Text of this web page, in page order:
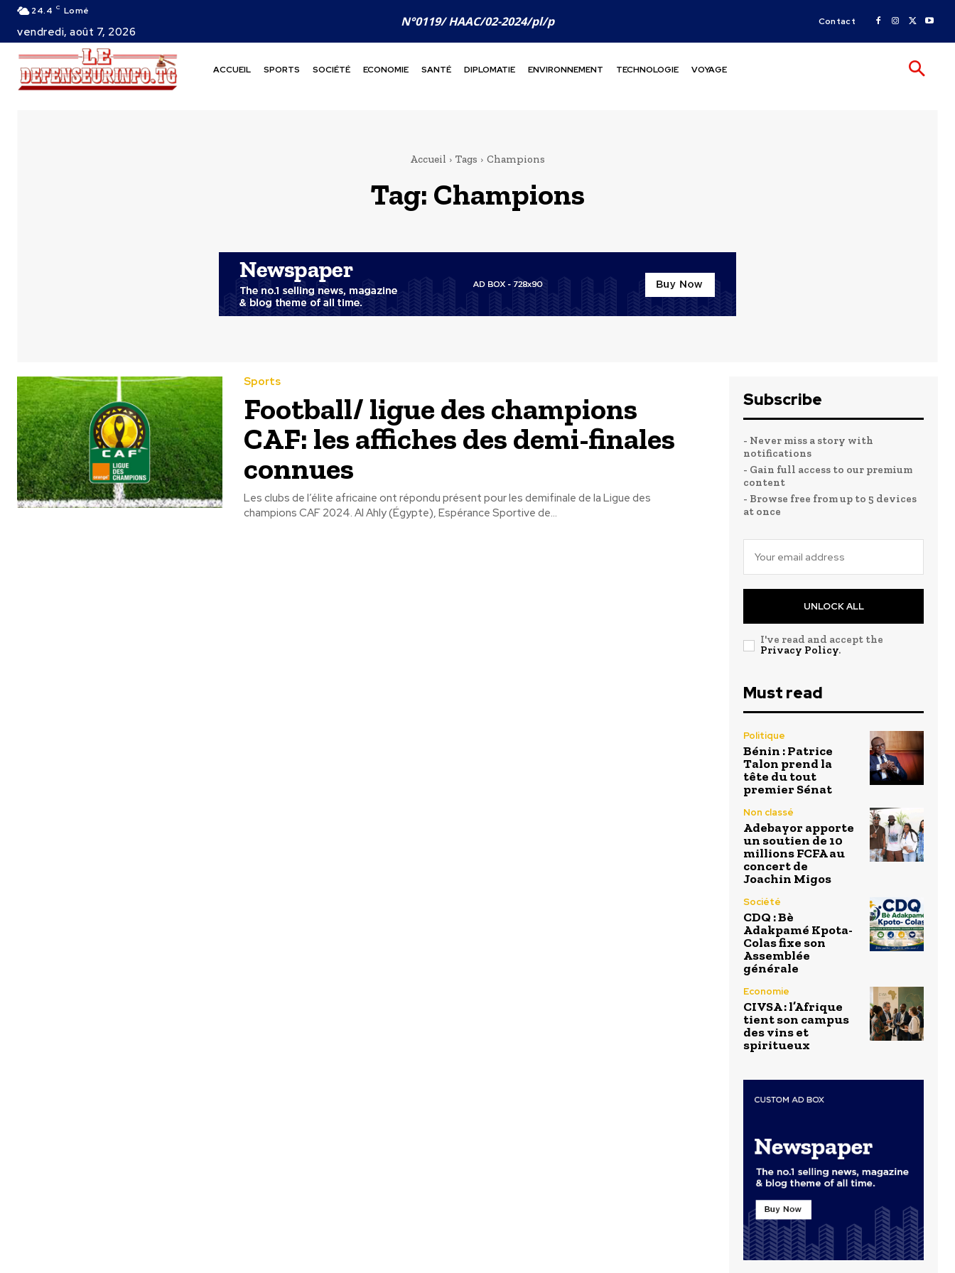
24.4 C Lomé
vendredi, août 7, 2026
N°0119/ HAAC/02-2024/pl/p Contact
ACCUEIL SPORTS SOCIÉTÉ ECONOMIE SANTÉ DIPLOMATIE ENVIRONNEMENT TECHNOLOGIE VOYAGE
Accueil Tags Champions
Tag: Champions
Sports
Football/ ligue des champions
CAF: les affiches des demi-finales
connues
Les clubs de l’élite africaine ont répondu présent pour les demifinale de la Ligue des
champions CAF 2024. Al Ahly (Égypte), Espérance Sportive de...
Subscribe
- Never miss a story with
notifications
- Gain full access to our premium
content
- Browse free from up to 5 devices
at once
UNLOCK ALL
I've read and accept the
Privacy Policy.
Must read
Politique
Bénin : Patrice
Talon prend la
tête du tout
premier Sénat
Non classé
Adebayor apporte
un soutien de 10
millions FCFA au
concert de
Joachin Migos
Société
CDQ : Bè
Adakpamé Kpota-
Colas fixe son
Assemblée
générale
Economie
CIVSA : l’Afrique
tient son campus
des vins et
spiritueux